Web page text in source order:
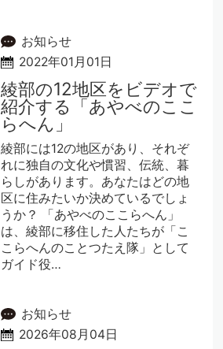
お知らせ
2022年01月01日
綾部の12地区をビデオで
紹介する「あやべのここ
らへん」
綾部には12の地区があり、それぞ
れに独自の文化や慣習、伝統、暮
らしがあります。あなたはどの地
区に住みたいか決めているでしょ
うか？ 「あやべのここらへん」
は、綾部に移住した人たちが「こ
こらへんのことつたえ隊」として
ガイド役…
お知らせ
2026年08月04日